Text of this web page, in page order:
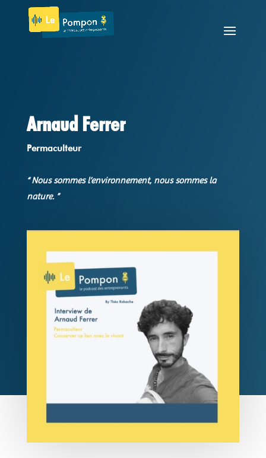
Arnaud Ferrer
Permaculteur
“ Nous sommes l’environnement, nous sommes la
nature. ”